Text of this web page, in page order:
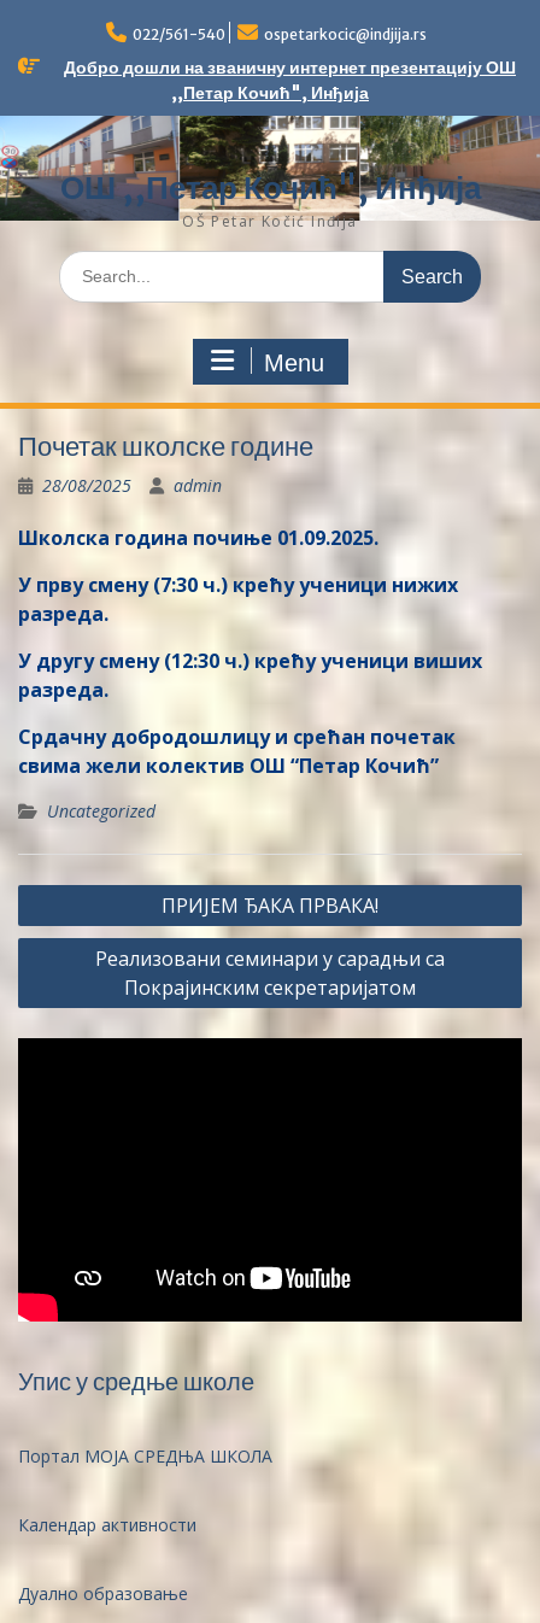
content
022/561-540 ospetarkocic@indjija.rs
Добро дошли на званичну интернет презентацију ОШ
,,Петар Кочић", Инђија
ОШ ,,Петар Кочић", Инђија
OŠ Petar Kočić Inđija
Search
for:
Menu
Почетак школске године
28/08/2025 admin
Школска година почиње 01.09.2025.
У прву смену (7:30 ч.) крећу ученици нижих
разреда.
У другу смену (12:30 ч.) крећу ученици виших
разреда.
Срдачну добродошлицу и срећан почетак
свима жели колектив ОШ “Петар Кочић”
Uncategorized
Post
navigation
ПРИЈЕМ ЂАКА ПРВАКА!
Реализовани семинари у сарадњи са
Покрајинским секретаријатом
Упис у средње школе
Портал МОЈА СРЕДЊА ШКОЛА
Календар активности
Дуално образовање